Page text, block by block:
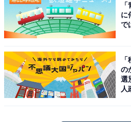
基礎的な教科学習は各自の自由
の内容を5割程度の時間で⾏い
行います。
テーマ学習は、シェルパ（ヒロ
う観点から「先生」とは呼ばず
に
で
の
選
人